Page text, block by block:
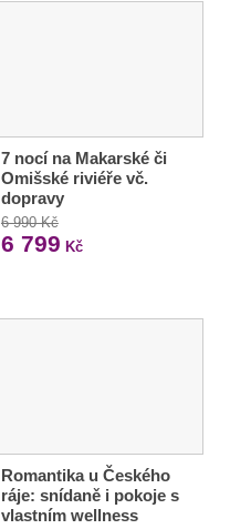
7 nocí na Makarské či
Omišské riviéře vč.
dopravy
6 990 Kč
6 799 Kč
Romantika u Českého
ráje: snídaně i pokoje s
vlastním wellness